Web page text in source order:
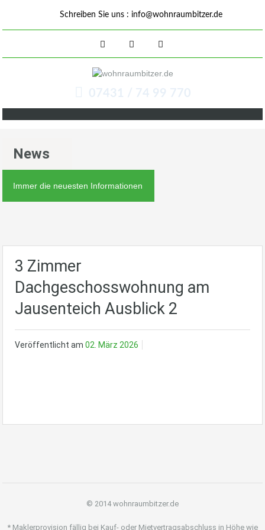
Schreiben Sie uns : info@wohnraumbitzer.de
07431 / 74 99 770
News
Immer die neuesten Informationen
3 Zimmer
Dachgeschosswohnung am
Jausenteich Ausblick 2
Veröffentlicht am 02. März 2026
© 2014 wohnraumbitzer.de
* Maklerprovision fällig bei Kauf- oder Mietvertragsabschluss in Höhe wie